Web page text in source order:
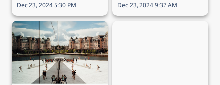
Dec 23, 2024 5:30 PM Dec 23, 2024 9:32 AM
Ταξίδι στο Όσλο (25η
Μαρτίου) → 5 ημέρες
από 292€, αεροπορικά
και διαμονή